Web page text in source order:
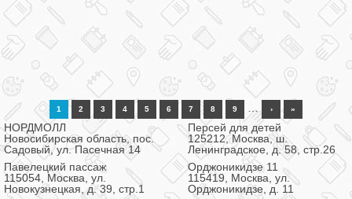
1 2 3 4 5 6 7 8 9 … › »
НОРДМОЛЛ
Новосибирская область, пос.
Садовый, ул. Пасечная 14
Персей для детей
125212, Москва, ш.
Ленинградское, д. 58, стр.26
Павелецкий пассаж
115054, Москва, ул.
Новокузнецкая, д. 39, стр.1
Орджоникидзе 11
115419, Москва, ул.
Орджоникидзе, д. 11